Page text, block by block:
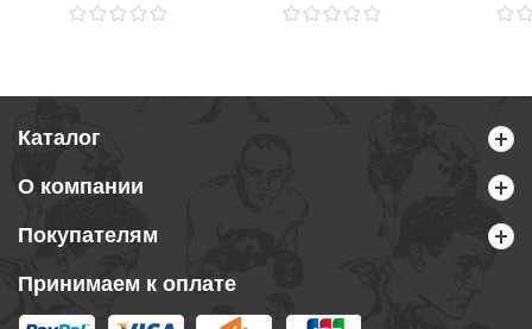
Каталог
О компании
Покупателям
Принимаем к оплате